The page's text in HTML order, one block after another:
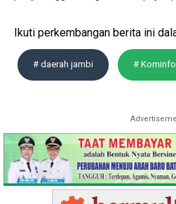
Ikuti perkembangan berita ini
# daerah jambi # Kominfo